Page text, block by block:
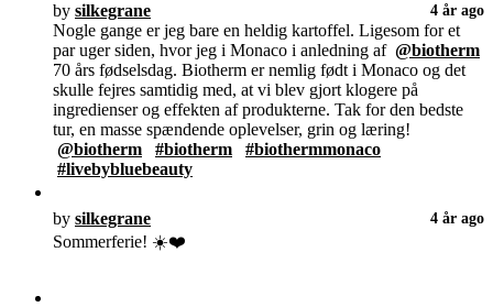
by silkegrane 4 år ago
Nogle gange er jeg bare en heldig kartoffel. Ligesom for et
par uger siden, hvor jeg i Monaco i anledning af @biotherm
70 års fødselsdag. Biotherm er nemlig født i Monaco og det
skulle fejres samtidig med, at vi blev gjort klogere på
ingredienser og effekten af produkterne. Tak for den bedste
tur, en masse spændende oplevelser, grin og læring!
@biotherm
#biotherm
#biothermmonaco
#livebybluebeauty
by silkegrane 4 år ago
Sommerferie! ☀️❤️